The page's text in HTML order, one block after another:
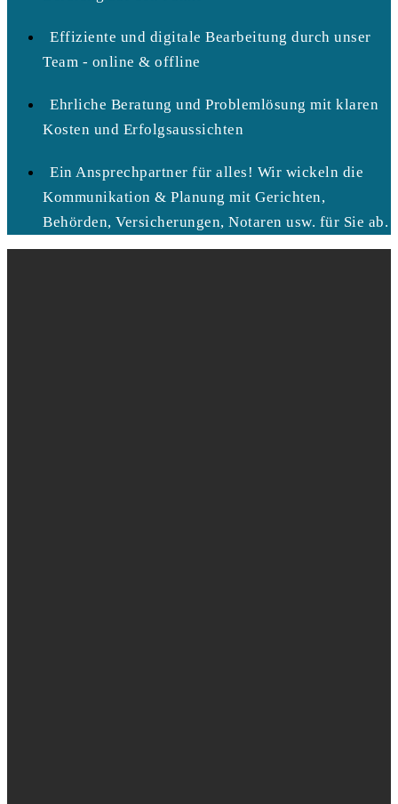
Effiziente und digitale Bearbeitung durch unser
Team - online & offline
Ehrliche Beratung und Problemlösung mit klaren
Kosten und Erfolgsaussichten
Ein Ansprechpartner für alles! Wir wickeln die
Kommunikation & Planung mit Gerichten,
Behörden, Versicherungen, Notaren usw. für Sie ab.